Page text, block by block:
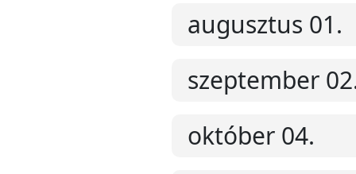
augusztus 01.
szeptember
október 04.